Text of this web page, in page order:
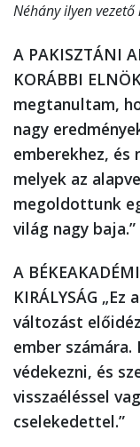
Néhány ilyen
A PAKISZTÁNI
KORÁBBI
megtanultam,
nagy
emberekhez,
melyek az
megoldottunk
világ nagy baja.”
A
KIRÁLYSÁG „Ez
változást
ember
védekezni, és
visszaéléssel
cselekedettel.”